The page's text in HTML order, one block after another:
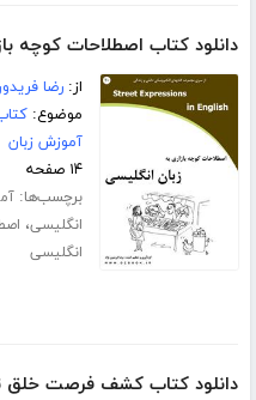
دانلود کتاب اصطلاحات کوچه
از:رضا
موضوع:
آموزش زبان
۱۴ صفحه
برچسب‌ها:
انگلیسی،
انگلیسی
دانلود کتاب کشف فرصت خلق